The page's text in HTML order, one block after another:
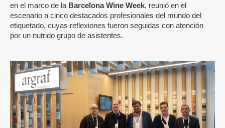
en el marco de la Barcelona Wine Week, reunió en el
escenario a cinco destacados profesionales del mundo del
etiquetado, cuyas reflexiones fueron seguidas con atención
por un nutrido grupo de asistentes.